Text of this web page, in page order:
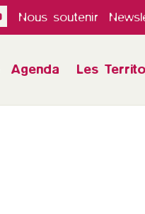
Nous soutenir
Agenda Les